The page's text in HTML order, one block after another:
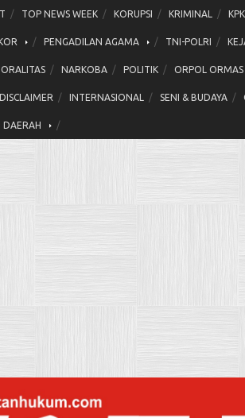
TOP NEWS WEEK KORUPSI KRIMINAL KPK
PENGADILAN AGAMA TNI-POLRI
NARKOBA POLITIK ORPOL
DISCLAIMER INTERNASIONAL SENI & BUDAYA
DAERAH